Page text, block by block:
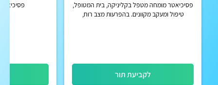
פסיכיאטר מומחה מטפל בקליניקה, בית המטופל,
טיפול ומעקב מקוונים. בהפרעות מצב רוח,
לקביעת תור